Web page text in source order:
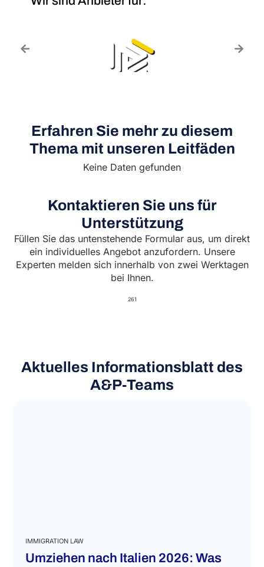
Erfahren Sie mehr zu diesem
Thema mit unseren Leitfäden
Keine Daten gefunden
Kontaktieren Sie uns für
Unterstützung
Füllen Sie das untenstehende Formular aus, um direkt
ein individuelles Angebot anzufordern. Unsere
Experten melden sich innerhalb von zwei Werktagen
bei Ihnen.
261
Aktuelles Informationsblatt des
A&P‑Teams
IMMIGRATION LAW
Umziehen nach Italien 2026: Was